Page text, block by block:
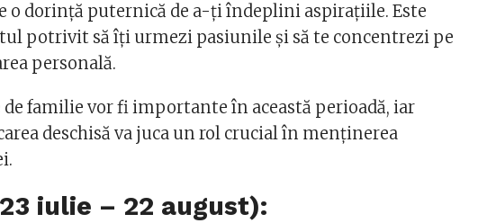
o dorință puternică de a-ți îndeplini aspirațiile. Este
potrivit să îți urmezi pasiunile și să te concentrezi pe
personală.
familie vor fi importante în această perioadă, iar
deschisă va juca un rol crucial în menținerea
iulie – 22 august):